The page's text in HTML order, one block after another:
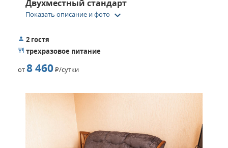
Двухместный стандарт
Показать описание и фото keyboard_arrow_down
2 гостя
трехразовое питание
от8 460Р/сутки